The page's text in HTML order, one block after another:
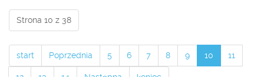
Strona 10 z 38
start Poprzednia 5 6 7 8 9 10 11